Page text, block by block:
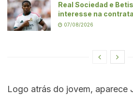
Real Sociedad e
interesse na
07/08/2026
Logo atrás do jovem, aparece